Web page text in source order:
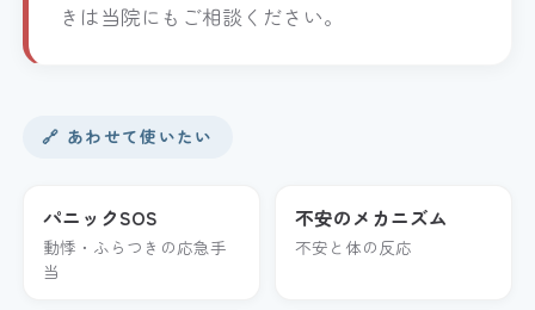
きは当院にもご相談ください。
🔗 あわせて使いたい
パニックSOS
動悸・ふらつきの応急手
当
不安のメカニズム
不安と体の反応